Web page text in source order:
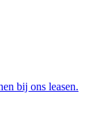
bij ons leasen.